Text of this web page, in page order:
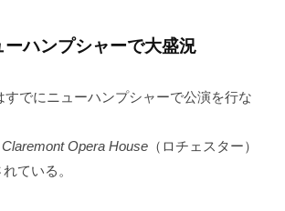
ーハンプシャーで大盛況
すでにニューハンプシャーで公演を行な
Opera House （ロチェスター）
ている。